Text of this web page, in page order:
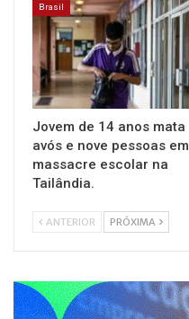
Brasil
Jovem de 14 anos mata
avós e nove pessoas em
massacre escolar na
Tailândia.
ANTERIOR PRÓXIMA